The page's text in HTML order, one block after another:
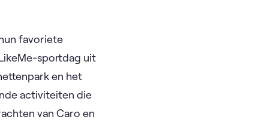
favoriete
sportdag uit
en het
activiteiten die
van Caro en